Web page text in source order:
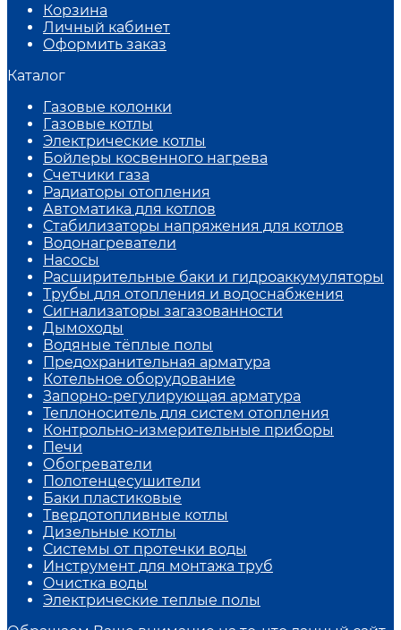
Корзина
Личный кабинет
Оформить заказ
Каталог
Газовые колонки
Газовые котлы
Электрические котлы
Бойлеры косвенного нагрева
Счетчики газа
Радиаторы отопления
Автоматика для котлов
Стабилизаторы напряжения для котлов
Водонагреватели
Насосы
Расширительные баки и гидроаккумуляторы
Трубы для отопления и водоснабжения
Сигнализаторы загазованности
Дымоходы
Водяные тёплые полы
Предохранительная арматура
Котельное оборудование
Запорно-регулирующая арматура
Теплоноситель для систем отопления
Контрольно-измерительные приборы
Печи
Обогреватели
Полотенцесушители
Баки пластиковые
Твердотопливные котлы
Дизельные котлы
Системы от протечки воды
Инструмент для монтажа труб
Очистка воды
Электрические теплые полы